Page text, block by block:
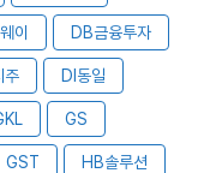
이 DB금융투자
주 DI동일
GS
GST HB솔루션